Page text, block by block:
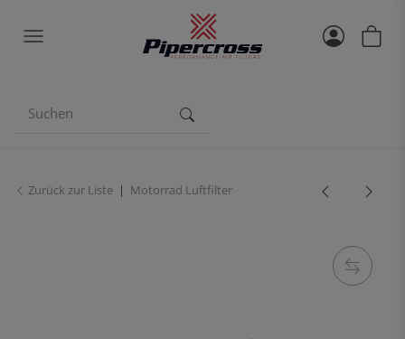
Zurück zur Liste Motorrad Luftfilter